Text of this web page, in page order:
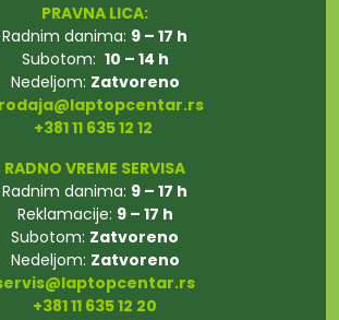
PRAVNA LICA:
Radnim danima: 9 – 17 h
Subotom: 10 – 14 h
Nedeljom: Zatvoreno
+381 11 635 12 12
RADNO VREME SERVISA
Radnim danima: 9 – 17 h
Reklamacije: 9 – 17 h
Subotom: Zatvoreno
Nedeljom: Zatvoreno
+381 11 635 12 20